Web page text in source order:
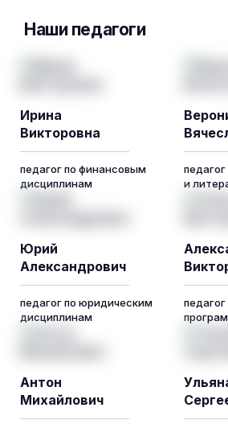
Наши педагоги
Ирина
Викторовна
педагог по финансовым
дисциплинам
и
Юрий
Александрович
педагог по юридическим
дисциплинам
педагог
Антон
Михайлович